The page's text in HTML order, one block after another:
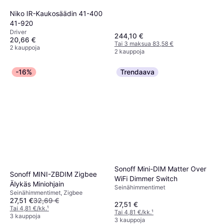
Niko IR-Kaukosäädin 41-400
41-920
Driver
20,66 €
2 kauppoja
244,10 €
Tai 3 maksua 83,58 €
2 kauppoja
-16%
Sonoff MINI-ZBDIM Zigbee
Älykäs Miniohjain
Seinähimmentimet, Zigbee
27,51 €32,69 €
Tai 4,81 €/kk.¹
3 kauppoja
Trendaava
Sonoff Mini-DIM Matter Over
WiFi Dimmer Switch
Seinähimmentimet
27,51 €
Tai 4,81 €/kk.¹
3 kauppoja